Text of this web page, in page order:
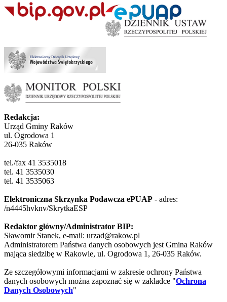
Redakcja:
Urząd Gminy Raków
ul. Ogrodowa 1
26-035 Raków
tel./fax 41 3535018
tel. 41 3535030
tel. 41 3535063
Elektroniczna Skrzynka Podawcza ePUAP - adres:
/n4445hvknv/SkrytkaESP
Redaktor główny/Administrator BIP:
Sławomir Stanek, e-mail: urzad@rakow.pl
Administratorem Państwa danych osobowych jest Gmina Raków
mająca siedzibę w Rakowie, ul. Ogrodowa 1, 26-035 Raków.
Ze szczegółowymi informacjami w zakresie ochrony Państwa
danych osobowych można zapoznać się w zakładce "Ochrona
Danych Osobowych"